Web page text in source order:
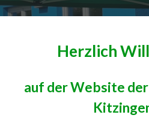
Herzlich
auf der Website